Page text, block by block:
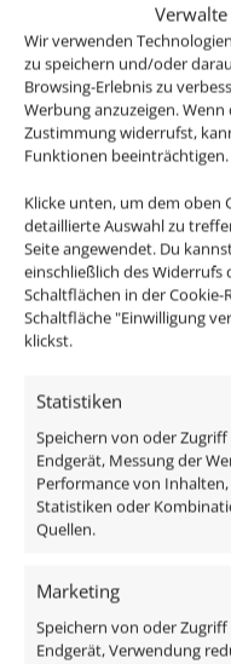
Wir verwenden
zu speichern und/oder
Browsing-Erlebnis zu
Werbung anzuzeigen.
Zustimmung widerrufst,
Funktionen beeinträchtigen.
Klicke unten, um dem oben
detaillierte Auswahl zu
Seite angewendet. Du
einschließlich des
Schaltflächen in der
Schaltfläche "Einwilligung
klickst.
Statistiken
Speichern von oder
Endgerät, Messung der
Performance von
Statistiken oder
Quellen.
Marketing
Speichern von oder
Endgerät, Verwendung
Entdecke Forma
ausschließlich aus
gefertigt sind und
das austauschbare
Aluminium hergestellt.
Diese ultra flachen,
sehen nicht nur
erzeugen auch ein
für dein Badezimmer
Außenbereich und
Halogenlampen.
Passendes Zubehör:
DALI Dimmaktor
Funkdimmer
Zigbee / Philips